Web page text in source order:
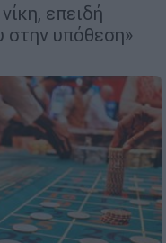
επειδή
στην υπόθεση»